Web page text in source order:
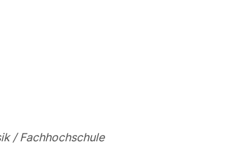
/ Fachhochschule